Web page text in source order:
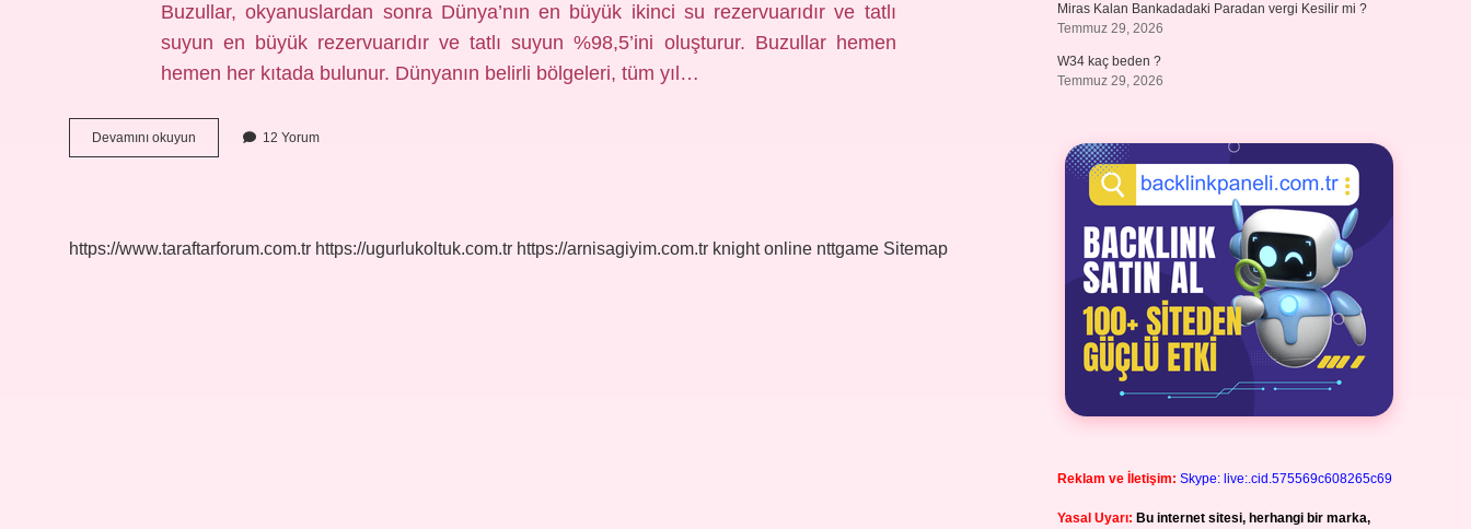
Buzullar, okyanuslardan sonra Dünya’nın en büyük ikinci su rezervuarıdır ve tatlı
suyun en büyük rezervuarıdır ve tatlı suyun %98,5’ini oluşturur. Buzullar hemen
hemen her kıtada bulunur. Dünyanın belirli bölgeleri, tüm yıl…
Devamını okuyun Dünyamızda
Önemli
Sizce
12 Yorum
https://www.taraftarforum.com.tr https://ugurlukoltuk.com.tr https://arnisagiyim.com.tr knight online nttgame Sitemap
Miras Kalan Bankadadaki Paradan vergi Kesilir mi ?
Temmuz 29, 2026
W34 kaç beden ?
Temmuz 29, 2026
Reklam ve İletişim: Skype: live:.cid.575569c608265c69
Yasal Uyarı: Bu internet sitesi, herhangi bir marka,